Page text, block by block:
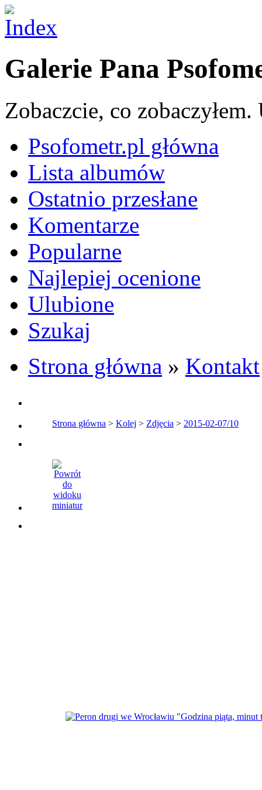
Galerie Pana
Zobaczcie, co zobaczyłem.
Psofometr.pl główna
Lista albumów
Ostatnio przesłane
Komentarze
Popularne
Najlepiej ocenione
Ulubione
Szukaj
Strona główna » Kontakt
Strona główna > Kolej > Zdjęcia > 2015-02-07/10